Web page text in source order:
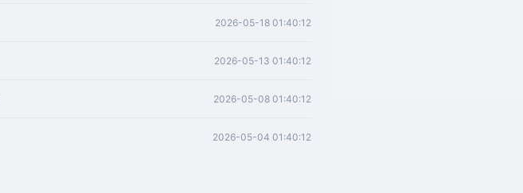
2026-05-18 01:40:12
2026-05-13 01:40:12
2026-05-08 01:40:12
2026-05-04 01:40:12